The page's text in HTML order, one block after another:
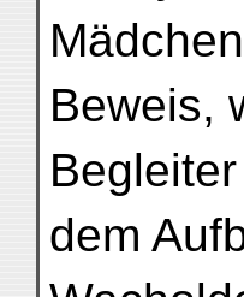
Beweis,
dem